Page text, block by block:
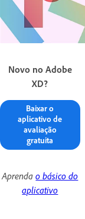
Novo no Adobe
XD?
Baixar o
aplicativo de
avaliação
gratuita
Aprendao básico do
aplicativo